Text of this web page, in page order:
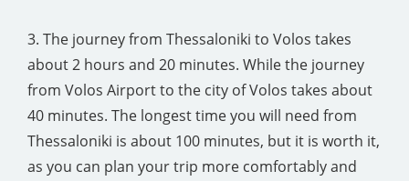
3. The journey from Thessaloniki to Volos takes
about 2 hours and 20 minutes. While the journey
from Volos Airport to the city of Volos takes about
40 minutes. The longest time you will need from
Thessaloniki is about 100 minutes, but it is worth it,
as you can plan your trip more comfortably and